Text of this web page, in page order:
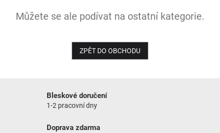
NOVINKY
Můžete se ale podívat na ostatní kategorie.
ZPĚT DO OBCHODU
Bleskové doručení
1-2 pracovní dny
Doprava zdarma